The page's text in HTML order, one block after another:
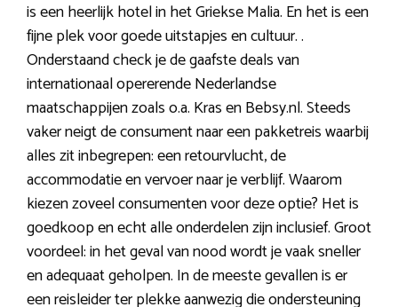
is een heerlijk hotel in het Griekse Malia. En het is een
fijne plek voor goede uitstapjes en cultuur. .
Onderstaand check je de gaafste deals van
internationaal opererende Nederlandse
maatschappijen zoals o.a. Kras en Bebsy.nl. Steeds
vaker neigt de consument naar een pakketreis waarbij
alles zit inbegrepen: een retourvlucht, de
accommodatie en vervoer naar je verblijf. Waarom
kiezen zoveel consumenten voor deze optie? Het is
goedkoop en echt alle onderdelen zijn inclusief. Groot
voordeel: in het geval van nood wordt je vaak sneller
en adequaat geholpen. In de meeste gevallen is er
een reisleider ter plekke aanwezig die ondersteuning